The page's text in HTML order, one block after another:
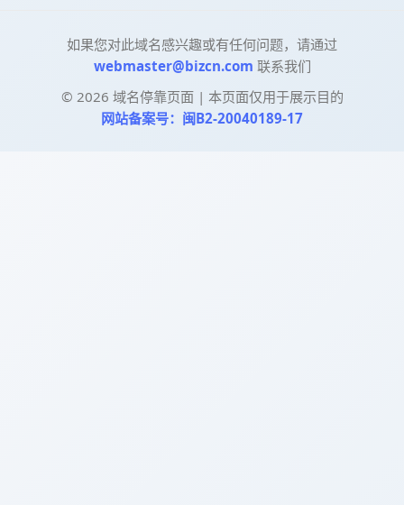
如果您对此域名感兴趣或有任何问题，请通过
webmaster@bizcn.com 联系我们
© 2026 域名停靠页面 | 本页面仅用于展示目的
网站备案号：闽B2-20040189-17